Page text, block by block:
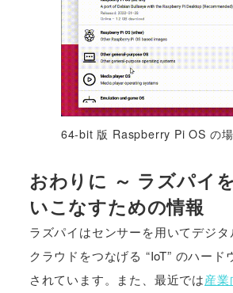
64-bit 版 Raspberry Pi OS の
おわりに ～ ラズパイ
いこなすための情報
ラズパイはセンサーを用いてデジタ
クラウドをつなげる “IoT” のハード
されています。また、最近では産業